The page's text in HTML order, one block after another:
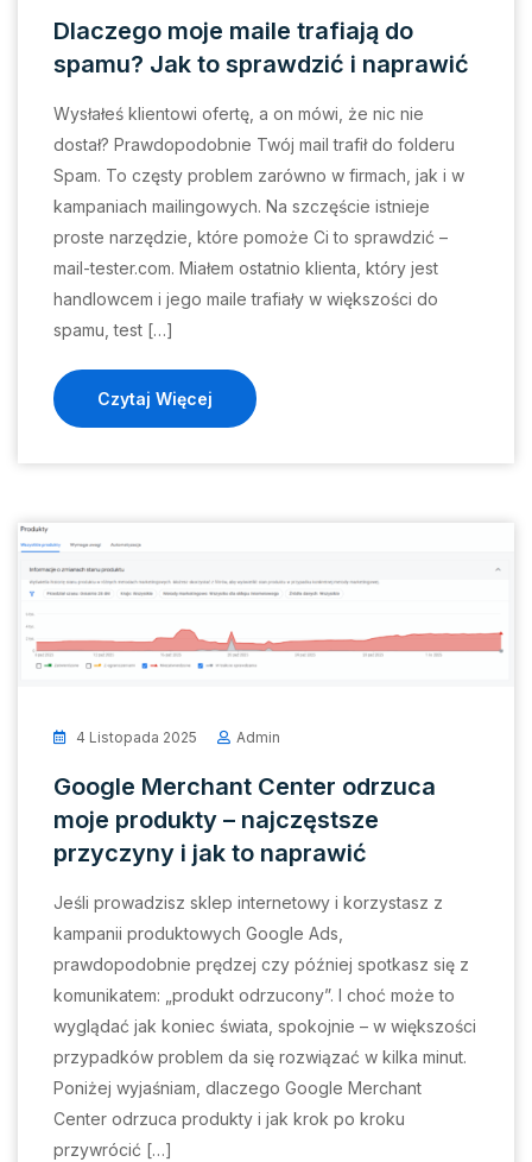
Dlaczego moje maile trafiają do
spamu? Jak to sprawdzić i naprawić
Wysłałeś klientowi ofertę, a on mówi, że nic nie
dostał? Prawdopodobnie Twój mail trafił do folderu
Spam. To częsty problem zarówno w firmach, jak i w
kampaniach mailingowych. Na szczęście istnieje
proste narzędzie, które pomoże Ci to sprawdzić –
mail-tester.com. Miałem ostatnio klienta, który jest
handlowcem i jego maile trafiały w większości do
spamu, test […]
Czytaj Więcej
4 Listopada 2025 Admin
Google Merchant Center odrzuca
moje produkty – najczęstsze
przyczyny i jak to naprawić
Jeśli prowadzisz sklep internetowy i korzystasz z
kampanii produktowych Google Ads,
prawdopodobnie prędzej czy później spotkasz się z
komunikatem: „produkt odrzucony”. I choć może to
wyglądać jak koniec świata, spokojnie – w większości
przypadków problem da się rozwiązać w kilka minut.
Poniżej wyjaśniam, dlaczego Google Merchant
Center odrzuca produkty i jak krok po kroku
przywrócić […]